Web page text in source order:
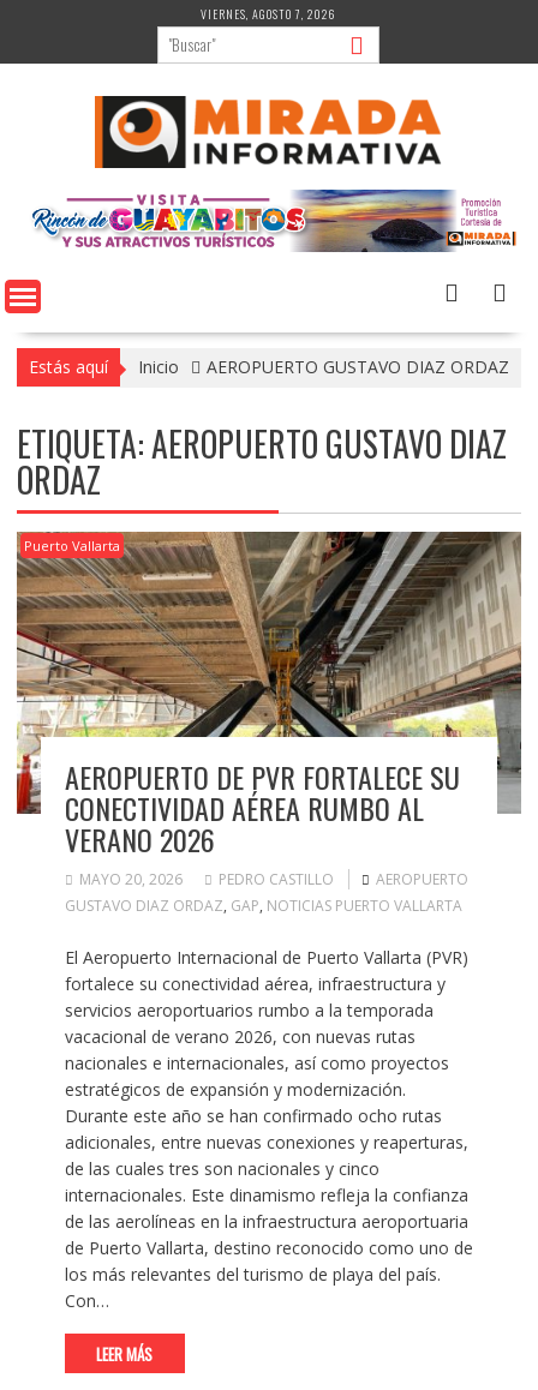
contenido
VIERNES, AGOSTO 7, 2026
Estás aquí Inicio AEROPUERTO GUSTAVO DIAZ ORDAZ
ETIQUETA:AEROPUERTO GUSTAVO DIAZ
ORDAZ
Puerto Vallarta
AEROPUERTO DE PVR FORTALECE SU
CONECTIVIDAD AÉREA RUMBO AL
VERANO 2026
MAYO 20, 2026 PEDRO CASTILLO
AEROPUERTO
GUSTAVO DIAZ ORDAZ, GAP, NOTICIAS PUERTO VALLARTA
El Aeropuerto Internacional de Puerto Vallarta (PVR)
fortalece su conectividad aérea, infraestructura y
servicios aeroportuarios rumbo a la temporada
vacacional de verano 2026, con nuevas rutas
nacionales e internacionales, así como proyectos
estratégicos de expansión y modernización.
Durante este año se han confirmado ocho rutas
adicionales, entre nuevas conexiones y reaperturas,
de las cuales tres son nacionales y cinco
internacionales. Este dinamismo refleja la confianza
de las aerolíneas en la infraestructura aeroportuaria
de Puerto Vallarta, destino reconocido como uno de
los más relevantes del turismo de playa del país.
Con…
LEER MÁS